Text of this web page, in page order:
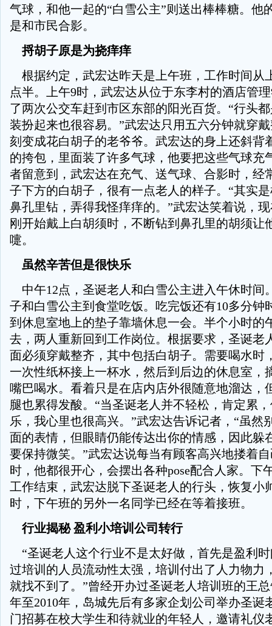
气球，和他一起的“白雪公主”则送出棒棒糖。他
是和市民合影。
捋胡子原是为挠痒痒
根据约定，武宏达昨天是上午班，工作时间从
点半。上午9时，武宏达从位于东李村的酒店管
了两次公交车赶到市区东部的阳光百货。“行头
装扮起来也很容易。”武宏达只用五六分钟就穿
刻变成花白胡子的老爷爷。武宏达的身上还斜背
的挎包，里面装了许多气球，他要把这些气球充
者留意到，武宏达在充气、送气球、合影时，经
子下方的白胡子，很有一点老人的样子。“其实
鼻孔里钻，弄得我怪痒痒的。”武宏达笑着说，
刚开始戴上白胡须时，不断钻到鼻孔里的胡须让
嚏。
虽然辛苦但是很快乐
中午12点，圣诞老人和白雪公主进入午休时间
子和白雪公主到食堂吃饭。吃完饭还有10多分钟
到休息室地上的垫子靠墙休息一会。半个小时的
去，两人重新回到工作岗位。根据要求，圣诞老
面必须穿戴整齐，其中包括白胡子。需要喝水时
一次性纸杯接上一杯水，然后到后边的休息室，
嘴巴喝水。看着只是在店内店外很随意地溜达，
腿也累得发酸。“当圣诞老人并不轻松，肯定累
乐，我心里也很高兴。”武宏达告诉记者，“虽然
面的表情，但眼睛仍能传达出你的情感，因此躲
要保持微笑。”武宏达说每当有顾客高兴地搂着
时，他都很开心，会摆出各种pose配合人家。下
工作结束，武宏达脱下圣诞老人的行头，恢复小
时，下午班的另外一名同学已经在等着接班。
行业揭秘 盈利小培训公司转行
“圣诞老人这个行业不是太好做，首先是盈利
过培训的人员流动性太强，培训付出了人力物力
就找不到了。”曾经开办过圣诞老人培训班的王
年至2010年，岛城先后有多家企划公司举办圣诞
门招募在校大学生和待就业的年轻人，邀请礼仪